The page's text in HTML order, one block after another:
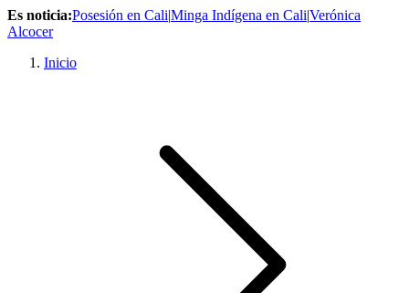
Es noticia:Posesión en Cali|Minga Indígena en Cali|Verónica
Alcocer
Inicio